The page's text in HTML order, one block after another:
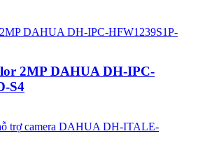
2MP DAHUA DH-IPC-
S4